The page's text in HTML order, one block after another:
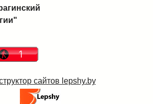
сайтов lepshy.by